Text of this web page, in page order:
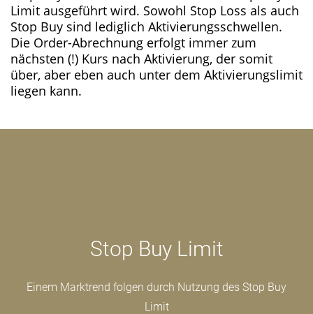
Limit ausgeführt wird. Sowohl Stop Loss als auch
Stop Buy sind lediglich Aktivierungsschwellen.
Die Order-Abrechnung erfolgt immer zum
nächsten (!) Kurs nach Aktivierung, der somit
über, aber eben auch unter dem Aktivierungslimit
liegen kann.
Stop Buy Limit
Einem Marktrend folgen durch Nutzung des Stop Buy
Limit